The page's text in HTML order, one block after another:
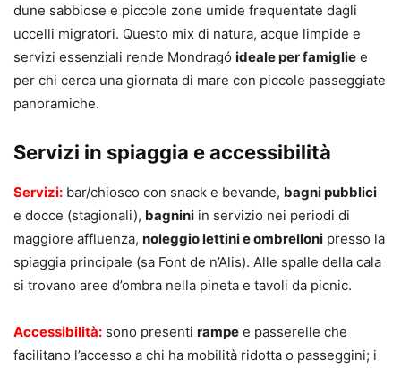
dune sabbiose e piccole zone umide frequentate dagli
uccelli migratori. Questo mix di natura, acque limpide e
servizi essenziali rende Mondragó ideale per famiglie e
per chi cerca una giornata di mare con piccole passeggiate
panoramiche.
Servizi in spiaggia e accessibilità
Servizi: bar/chiosco con snack e bevande, bagni pubblici
e docce (stagionali), bagnini in servizio nei periodi di
maggiore affluenza, noleggio lettini e ombrelloni presso la
spiaggia principale (sa Font de n’Alis). Alle spalle della cala
si trovano aree d’ombra nella pineta e tavoli da picnic.
Accessibilità: sono presenti rampe e passerelle che
facilitano l’accesso a chi ha mobilità ridotta o passeggini; i